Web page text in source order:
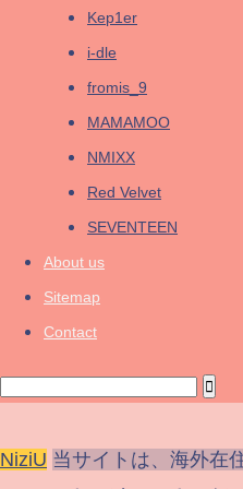
Kep1er
i-dle
fromis_9
MAMAMOO
NMIXX
Red Velvet
SEVENTEEN
About us
Sitemap
Contact
NiziU 当サイトは、海外在